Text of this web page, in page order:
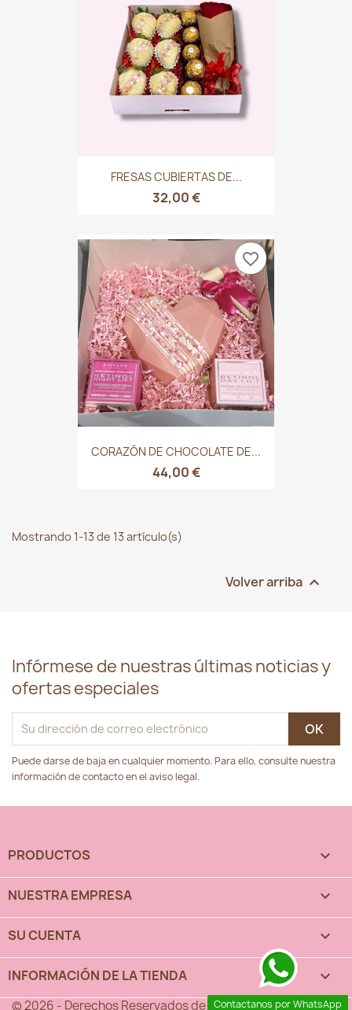
FRESAS CUBIERTAS DE...
32,00 €
CORAZÓN DE CHOCOLATE DE...
44,00 €
favorite_border
Mostrando 1-13 de 13 artículo(s)
Volver arriba 
Infórmese de nuestras últimas noticias y
ofertas especiales
Puede darse de baja en cualquier momento. Para ello, consulte nuestra
información de contacto en el aviso legal.
PRODUCTOS 
NUESTRA EMPRESA 
SU CUENTA 
INFORMACIÓN DE LA TIENDA keyboard_arrow_down
Contactanos por WhatsApp
© 2026 - Derechos Reservados de OrinocoCakes™